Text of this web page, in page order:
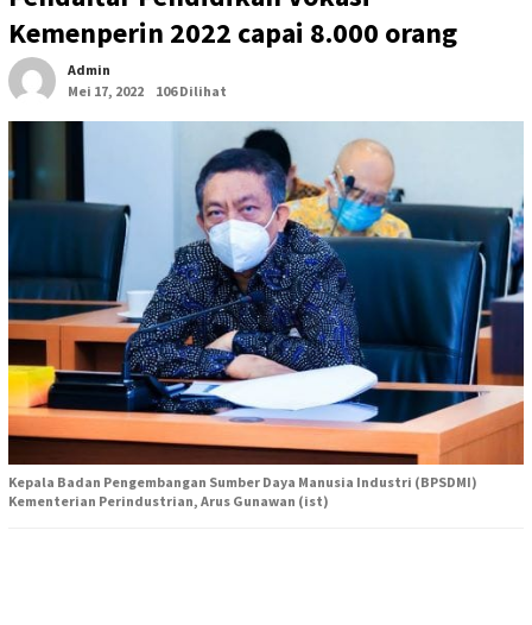
Kemenperin 2022 capai 8.000 orang
Admin
Mei 17, 2022
106 Dilihat
Kepala Badan Pengembangan Sumber Daya Manusia Industri (BPSDMI)
Kementerian Perindustrian, Arus Gunawan (ist)